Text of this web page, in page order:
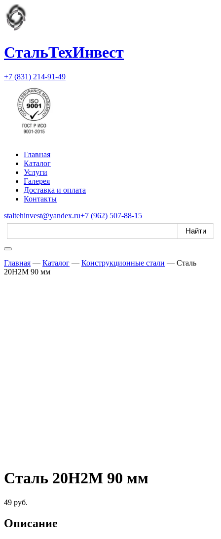
СтальТехИнвест
+7 (831) 214-91-49
Главная
Каталог
Услуги
Галерея
Доставка и оплата
Контакты
staltehinvest@yandex.ru+7 (962) 507-88-15
Главная — Каталог — Конструкционные стали — Сталь
20Н2М 90 мм
Сталь 20Н2М 90 мм
49 руб.
Описание